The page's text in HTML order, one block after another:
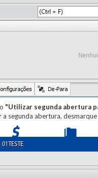
"Utilizar segunda abertura
segunda abertura,